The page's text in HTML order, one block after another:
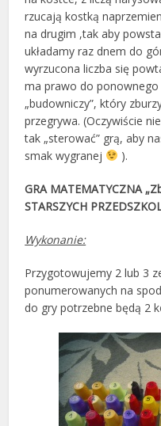
rzucają kostką
na drugim ,tak aby
układamy raz dnem do
wyrzucona liczba się
ma prawo do
„budowniczy”, który
przegrywa. (Oczywiście
tak „sterować” grą, aby
smak wygranej
).
GRA MATEMATYCZNA
STARSZYCH
Wykonanie:
Przygotowujemy 2 lub 3
ponumerowanych na
do gry potrzebne będą 2